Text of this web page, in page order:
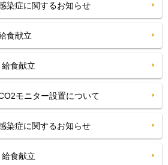
染症に関するお知らせ
食献立
食献立
モニター設置について
染症に関するお知らせ
食献立